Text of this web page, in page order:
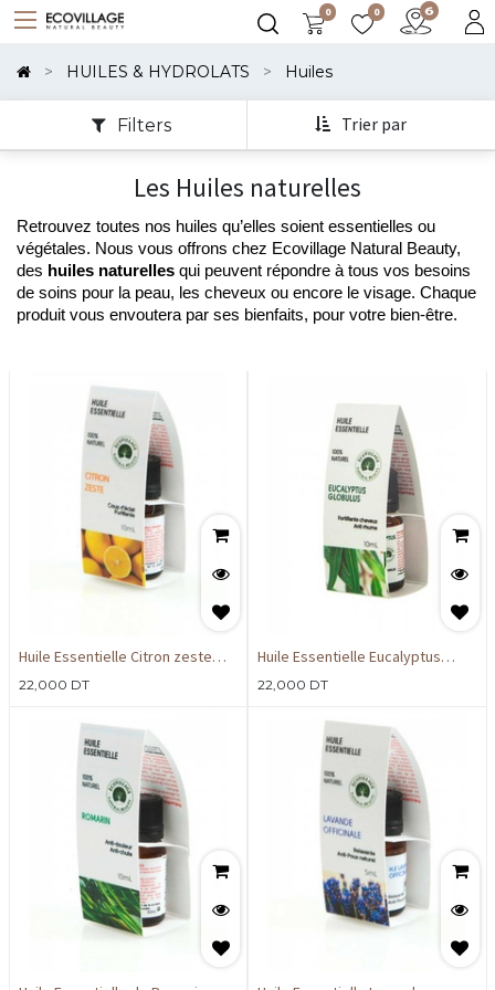
0 0
HUILES & HYDROLATS Huiles
Filters Trier par
Montrer
Catégories
Montrer
Les Huiles naturelles
Retrouvez toutes nos huiles qu’elles soient essentielles ou
végétales. Nous vous offrons chez Ecovillage Natural Beauty,
des huiles naturelles qui peuvent répondre à tous vos besoins
de soins pour la peau, les cheveux ou encore le visage. Chaque
produit vous envoutera par ses bienfaits, pour votre bien-être.
Huile Essentielle Citron zeste
10ml
22,000 DT
Huile Essentielle Eucalyptus
Globulus 10ml
22,000 DT